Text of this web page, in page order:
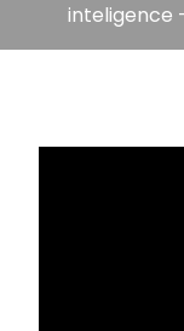
inteligence